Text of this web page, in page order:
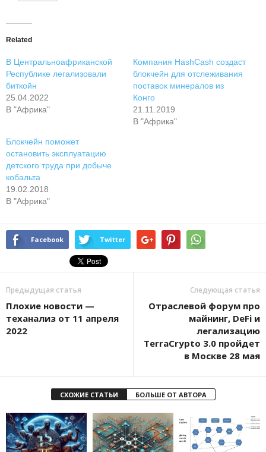
Related
В Центральноафриканской
Республике легализовали
биткойн
25.04.2022
В "Африка"
Компания HashCash создаст
блокчейн для отслеживания
поставок минералов из
Конго
21.11.2019
В "Африка"
Блокчейн поможет
остановить эксплуатацию
детского труда при добыче
кобальта
19.02.2018
В "Африка"
Facebook Twitter
Предыдущая статья
Плохие новости —
теханализ от 11 апреля
2022
Следующая статья
Отраслевой форум про
майнинг, DeFi и
легализацию
TerraCrypto 3.0 пройдет
в Москве 28 мая
СХОЖИЕ СТАТЬИ БОЛЬШЕ ОТ АВТОРА